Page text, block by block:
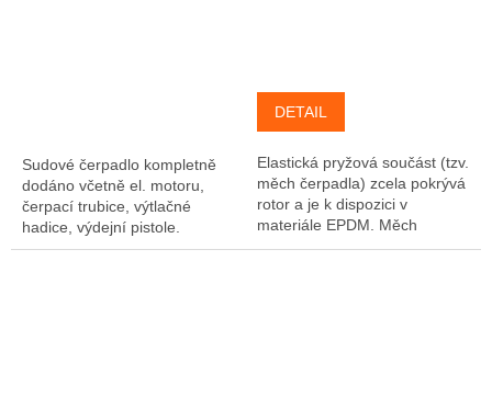
Sudové čerpadlo kompletně
dodáno včetně el. motoru,
čerpací trubice, výtlačné
hadice, výdejní pistole.
Čerpadlo je vhodné pro
DETAIL
Elastická pryžová součást (tzv.
měch čerpadla) zcela pokrývá
rotor a je k dispozici v
materiále EPDM. Měch
čerpadla je současně pevně